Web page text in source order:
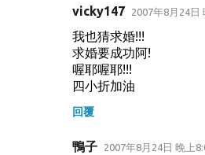
vicky147 2007年8月24日
我也猜求婚!!!
求婚要成功阿!
喔耶喔耶!!!
四小折加油
回覆
鴨子 2007年8月24日 晚上